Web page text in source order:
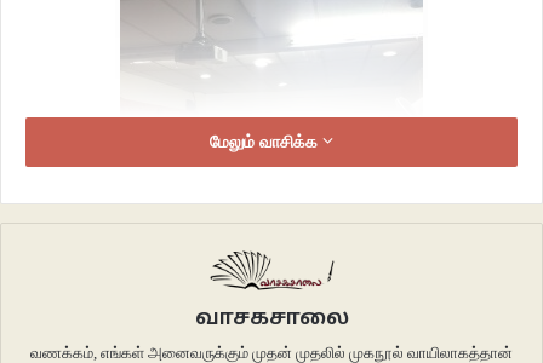
மேலும் வாசிக்க
வாசகசாலை
வணக்கம், எங்கள் அனைவருக்கும் முதன் முதலில் முகநூல் வாயிலாகத்தான்